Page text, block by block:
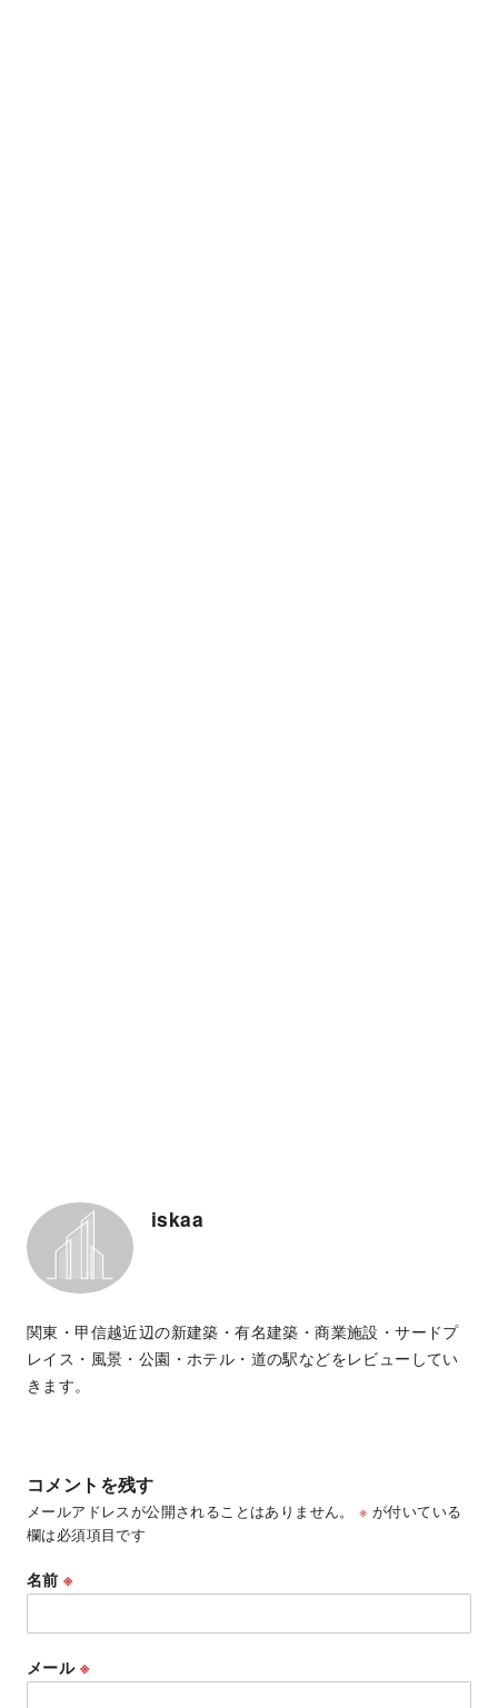
iskaa
関東・甲信越近辺の新建築・有名建築・商業施設・サードプ
レイス・風景・公園・ホテル・道の駅などをレビューしてい
きます。
コメントを残す
メールアドレスが公開されることはありません。 ※ が付いている
欄は必須項目です
名前※
メール ※